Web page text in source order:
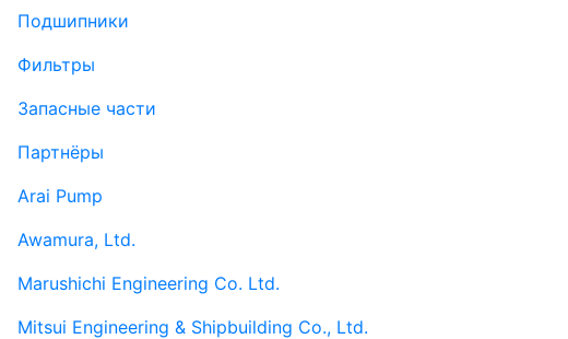
Подшипники
Фильтры
Запасные части
Партнёры
Arai Pump
Awamura, Ltd.
Marushichi Engineering Co. Ltd.
Mitsui Engineering & Shipbuilding Co., Ltd.